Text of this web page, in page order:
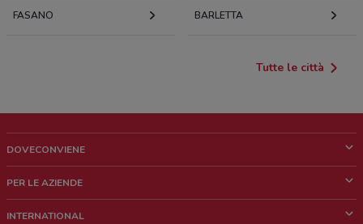
FASANO BARLETTA
Tutte le città
DOVECONVIENE
Chi siamo
PER LE AZIENDE
INTERNATIONAL